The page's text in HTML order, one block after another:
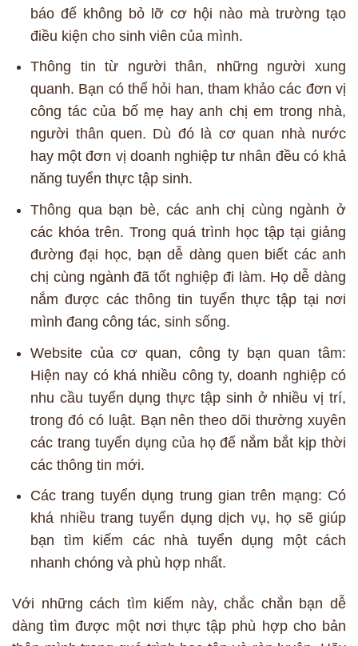
báo để không bỏ lỡ cơ hội nào mà trường tạo
điều kiện cho sinh viên của mình.
Thông tin từ người thân, những người xung
quanh. Bạn có thể hỏi han, tham khảo các đơn vị
công tác của bố mẹ hay anh chị em trong nhà,
người thân quen. Dù đó là cơ quan nhà nước
hay một đơn vị doanh nghiệp tư nhân đều có khả
năng tuyển thực tập sinh.
Thông qua bạn bè, các anh chị cùng ngành ở
các khóa trên. Trong quá trình học tập tại giảng
đường đại học, bạn dễ dàng quen biết các anh
chị cùng ngành đã tốt nghiệp đi làm. Họ dễ dàng
nắm được các thông tin tuyển thực tập tại nơi
mình đang công tác, sinh sống.
Website của cơ quan, công ty bạn quan tâm:
Hiện nay có khá nhiều công ty, doanh nghiệp có
nhu cầu tuyển dụng thực tập sinh ở nhiều vị trí,
trong đó có luật. Bạn nên theo dõi thường xuyên
các trang tuyển dụng của họ để nắm bắt kịp thời
các thông tin mới.
Các trang tuyển dụng trung gian trên mạng: Có
khá nhiều trang tuyển dụng dịch vụ, họ sẽ giúp
bạn tìm kiếm các nhà tuyển dụng một cách
nhanh chóng và phù hợp nhất.
Với những cách tìm kiếm này, chắc chắn bạn dễ
dàng tìm được một nơi thực tập phù hợp cho bản